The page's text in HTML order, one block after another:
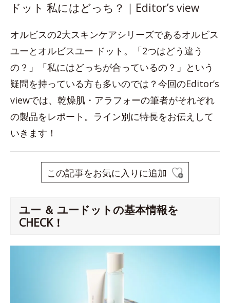
ドット 私にはどっち？｜Editor’s view
オルビスの2大スキンケアシリーズであるオルビス
ユーとオルビスユー ドット。「2つはどう違う
の？」「私にはどっちが合っているの？」という
疑問を持っている方も多いのでは？今回のEditor’s
viewでは、乾燥肌・アラフォーの筆者がそれぞれ
の製品をレポート。ライン別に特長をお伝えして
いきます！
この記事をお気に入りに追加
ユー ＆ ユードットの基本情報を
CHECK！